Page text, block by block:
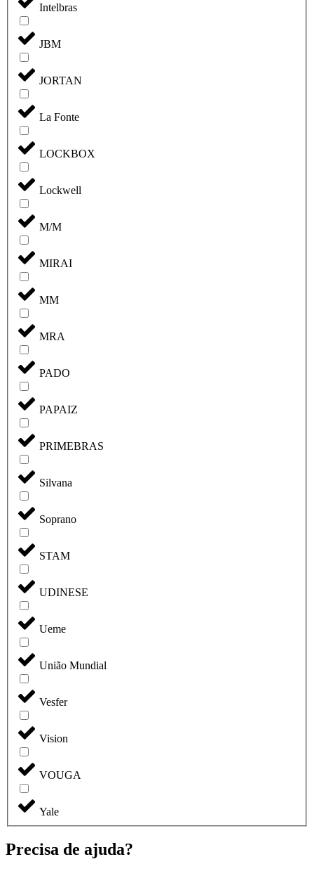
Intelbras
JBM
JORTAN
La Fonte
LOCKBOX
Lockwell
M/M
MIRAI
MM
MRA
PADO
PAPAIZ
PRIMEBRAS
Silvana
Soprano
STAM
UDINESE
Ueme
União Mundial
Vesfer
Vision
VOUGA
Yale
Precisa de ajuda?